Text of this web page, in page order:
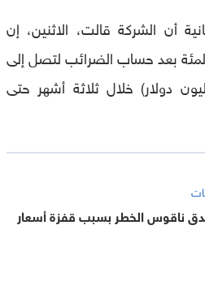
أن الشركة قالت، الاثنين، إن
تراجعت بنسبة 34 بالمئة بعد حساب الضرائب لتصل إلى
مليون يورو (616 مليون دولار) خلال ثلاثة أشهر حتى
تدق ناقوس الخطر بسبب قفزة أسعار